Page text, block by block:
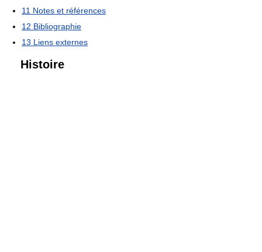
11 Notes et références
12 Bibliographie
13 Liens externes
Histoire